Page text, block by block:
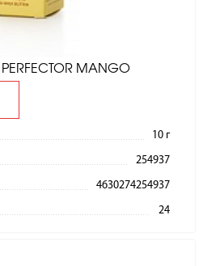
MANGO
10 г
254937
4630274254937
24